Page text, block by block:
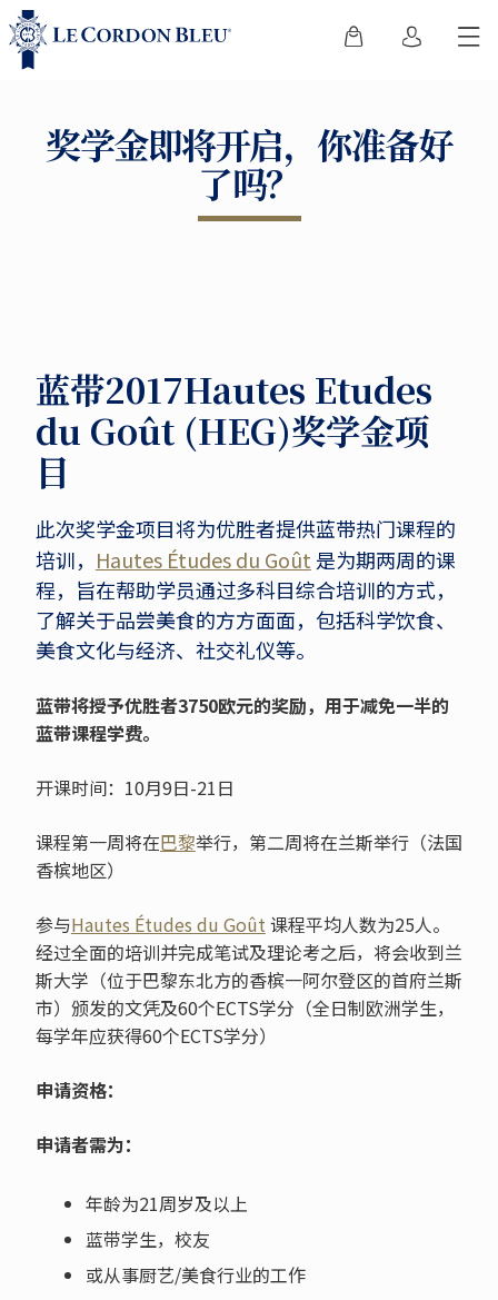
奖学金即将开启，你准备好
了吗？
蓝带2017Hautes Etudes
du Goût (HEG)奖学金项
目
此次奖学金项目将为优胜者提供蓝带热门课程的
培训， Hautes Études du Goût 是为期两周的课
程，旨在帮助学员通过多科目综合培训的方式，
了解关于品尝美食的方方面面，包括科学饮食、
美食文化与经济、社交礼仪等。
蓝带将授予优胜者3750欧元的奖励，用于减免一半的
蓝带课程学费。
开课时间：10月9日-21日
课程第一周将在巴黎举行，第二周将在兰斯举行（法国
香槟地区）
参与Hautes Études du Goût 课程平均人数为25人。
经过全面的培训并完成笔试及理论考之后，将会收到兰
斯大学（位于巴黎东北方的香槟一阿尔登区的首府兰斯
市）颁发的文凭及60个ECTS学分（全日制欧洲学生，
每学年应获得60个ECTS学分）
申请资格：
申请者需为：
年龄为21周岁及以上
蓝带学生，校友
或从事厨艺/美食行业的工作